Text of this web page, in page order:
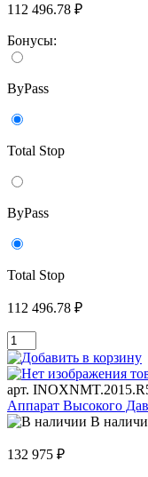
112 496.78 ₽
Бонусы:
ByPass
Total Stop
ByPass
Total Stop
112 496.78 ₽
арт.
Аппарат Высокого
В
132 975 ₽